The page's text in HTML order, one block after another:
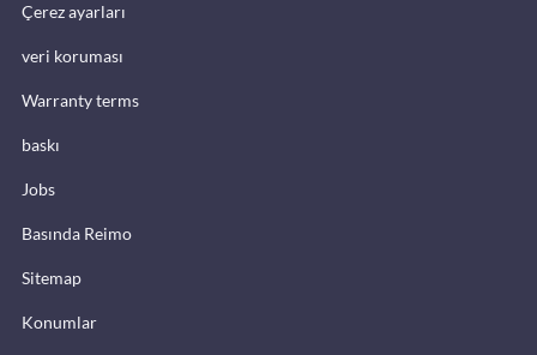
Çerez ayarları
veri koruması
Warranty terms
baskı
Jobs
Basında Reimo
Sitemap
Konumlar